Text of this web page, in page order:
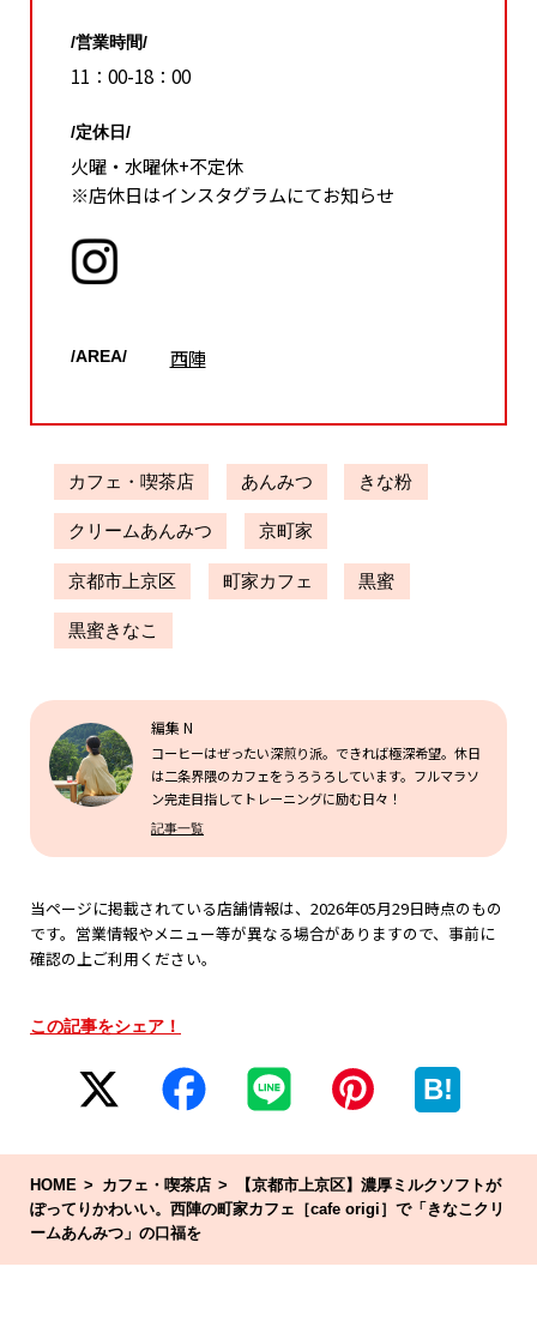
/営業時間/
11：00-18：00
/定休日/
火曜・水曜休+不定休
※店休日はインスタグラムにてお知らせ
/AREA/ 西陣
カフェ・喫茶店 あんみつ きな粉
クリームあんみつ 京町家
京都市上京区 町家カフェ 黒蜜
黒蜜きなこ
編集 N
コーヒーはぜったい深煎り派。できれば極深希望。休日
は二条界隈のカフェをうろうろしています。フルマラソ
ン完走目指してトレーニングに励む日々！
記事一覧
当ページに掲載されている店舗情報は、2026年05月29日時点のもの
です。営業情報やメニュー等が異なる場合がありますので、事前に
確認の上ご利用ください。
この記事をシェア！
B!
HOME カフェ・喫茶店
【京都市上京区】濃厚ミルクソフトが
ぽってりかわいい。西陣の町家カフェ［cafe origi］で「きなこクリ
ームあんみつ」の口福を